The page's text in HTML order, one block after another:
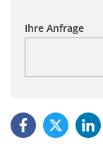
Ihre Anfrage